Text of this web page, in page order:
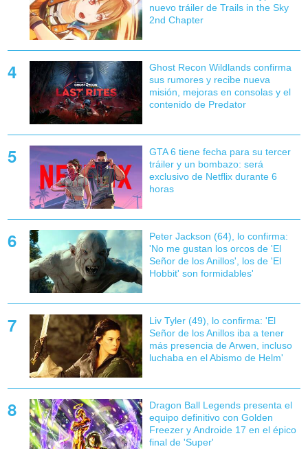
nuevo tráiler de Trails in the Sky
2nd Chapter
Ghost Recon Wildlands confirma
sus rumores y recibe nueva
misión, mejoras en consolas y el
contenido de Predator
GTA 6 tiene fecha para su tercer
tráiler y un bombazo: será
exclusivo de Netflix durante 6
horas
Peter Jackson (64), lo confirma:
'No me gustan los orcos de 'El
Señor de los Anillos', los de 'El
Hobbit' son formidables'
Liv Tyler (49), lo confirma: 'El
Señor de los Anillos iba a tener
más presencia de Arwen, incluso
luchaba en el Abismo de Helm'
Dragon Ball Legends presenta el
equipo definitivo con Golden
Freezer y Androide 17 en el épico
final de 'Super'